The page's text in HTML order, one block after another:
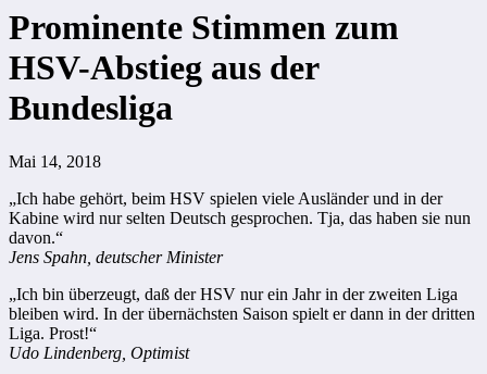
Prominente Stimmen zum
HSV-Abstieg aus der
Bundesliga
Mai 14, 2018
„Ich habe gehört, beim HSV spielen viele Ausländer und in der
Kabine wird nur selten Deutsch gesprochen. Tja, das haben sie nun
davon.“
Jens Spahn, deutscher Minister
„Ich bin überzeugt, daß der HSV nur ein Jahr in der zweiten Liga
bleiben wird. In der übernächsten Saison spielt er dann in der dritten
Liga. Prost!“
Udo Lindenberg, Optimist